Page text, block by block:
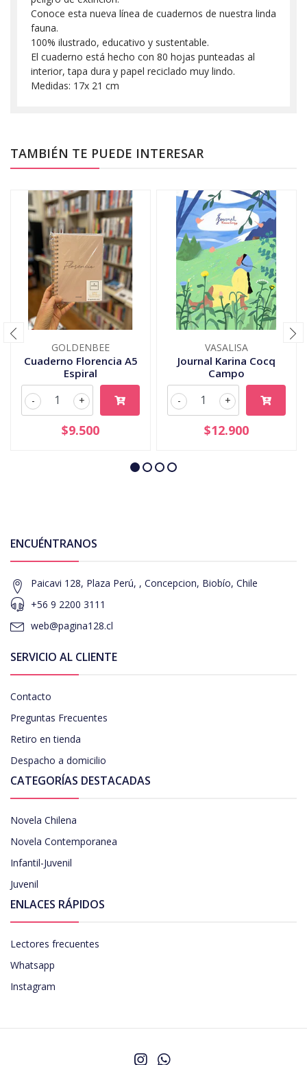
Conoce esta nueva línea de cuadernos de nuestra linda
fauna.
100% ilustrado, educativo y sustentable.
El cuaderno está hecho con 80 hojas punteadas al
interior, tapa dura y papel reciclado muy lindo.
Medidas: 17x 21 cm
TAMBIÉN TE PUEDE INTERESAR
GOLDENBEE
Cuaderno Florencia A5
Espiral
+
-
$9.500
VASALISA
Journal Karina Cocq
Campo
+
-
$12.900
ENCUÉNTRANOS
Paicavi 128, Plaza Perú, , Concepcion, Biobío, Chile
+56 9 2200 3111
web@pagina128.cl
SERVICIO AL CLIENTE
Contacto
Preguntas Frecuentes
Retiro en tienda
Despacho a domicilio
CATEGORÍAS DESTACADAS
Novela Chilena
Novela Contemporanea
Infantil-Juvenil
Juvenil
ENLACES RÁPIDOS
Lectores frecuentes
Whatsapp
Instagram